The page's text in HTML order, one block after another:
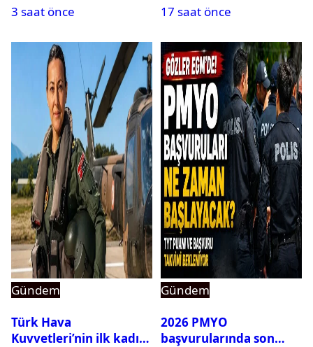
3 saat önce
17 saat önce
Gündem
Türk Hava
Kuvvetleri’nin ilk kadın
Gündem
2026 PMYO
başvurularında son